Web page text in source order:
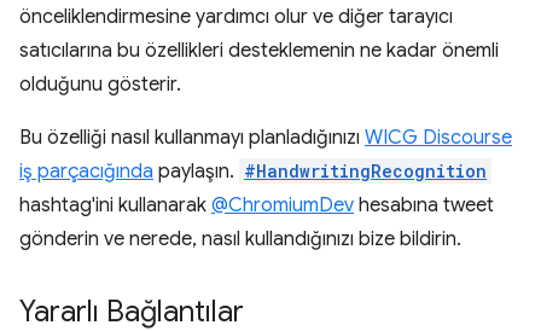
önceliklendirmesine yardımcı olur ve diğer tarayıcı
satıcılarına bu özellikleri desteklemenin ne kadar önemli
olduğunu gösterir.
Bu özelliği nasıl kullanmayı planladığınızı WICG Discourse
iş parçacığında paylaşın. #HandwritingRecognition
hashtag'ini kullanarak @ChromiumDev hesabına tweet
gönderin ve nerede, nasıl kullandığınızı bize bildirin.
Yararlı Bağlantılar